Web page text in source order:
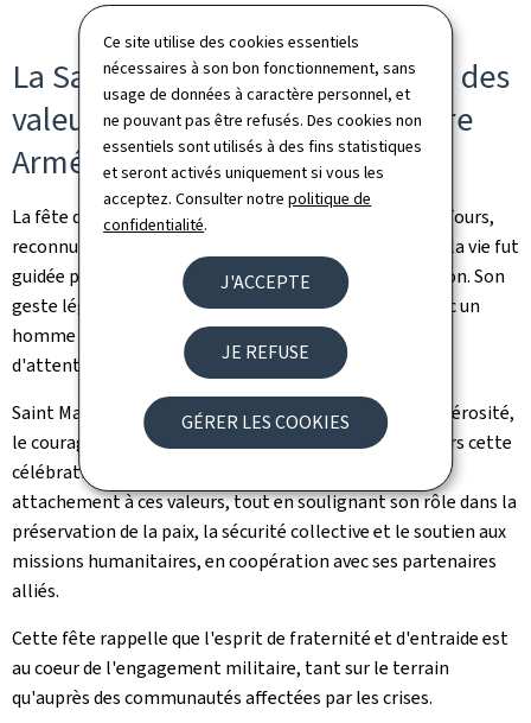
Ce site utilise des cookies essentiels
nécessaires à son bon fonctionnement, sans
usage de données à caractère personnel, et
ne pouvant pas être refusés. Des cookies non
essentiels sont utilisés à des fins statistiques
et seront activés uniquement si vous les
acceptez. Consulter notrepolitique de
confidentialité.
J'ACCEPTE
JE REFUSE
GÉRER LES COOKIES
La Saint-Martin: une célébration des
valeurs humaines et du lien entre
Armée et société
La fête de la Saint-Martin rend hommage à Martin de Tours,
reconnu comme le saint patron des militaires et dont la vie fut
guidée par la modestie, le dévouement et la compassion. Son
geste légendaire — celui de partager son manteau avec un
homme sans abri — incarne l'esprit de solidarité et
d'attention envers les plus vulnérables.
Saint Martin symbolise des principes essentiels: la générosité,
le courage et l'engagement au service d'autrui. À travers cette
célébration, l'Armée luxembourgeoise réaffirme son
attachement à ces valeurs, tout en soulignant son rôle dans la
préservation de la paix, la sécurité collective et le soutien aux
missions humanitaires, en coopération avec ses partenaires
alliés.
Cette fête rappelle que l'esprit de fraternité et d'entraide est
au coeur de l'engagement militaire, tant sur le terrain
qu'auprès des communautés affectées par les crises.